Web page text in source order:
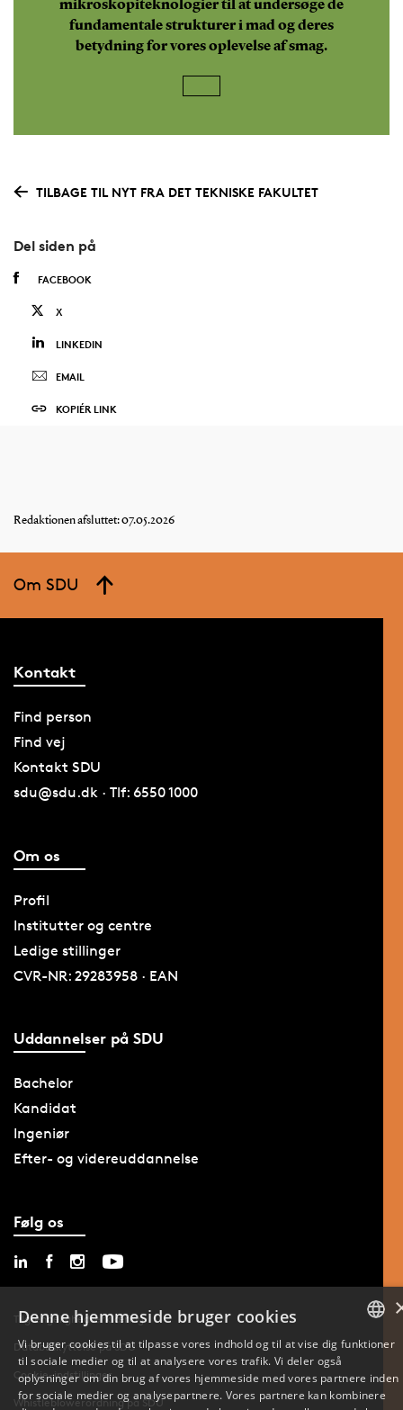
mikroskopiteknologier til at undersøge de
fundamentale strukturer i mad og deres
betydning for vores oplevelse af smag.
TILBAGE TIL NYT FRA DET TEKNISKE FAKULTET
Del siden på
FACEBOOK
X
LINKEDIN
EMAIL
KOPIÉR LINK
Redaktionen afsluttet: 07.05.2026
Om SDU
Kontakt
Find person
Find vej
Kontakt SDU
sdu@sdu.dk · Tlf: 6550 1000
Om os
Profil
Institutter og centre
Ledige stillinger
CVR-NR: 29283958 · EAN
Uddannelser på SDU
Bachelor
Kandidat
Ingeniør
Efter- og videreuddannelse
Følg os
Tilgængelighedserklæring
Databeskyttelse på SDU
Cookie-indstillinger
Whistleblowerordning på SDU ENGLISH
Denne hjemmeside bruger cookies
Vi bruger cookies til at tilpasse vores indhold og til at vise dig funktioner
til sociale medier og til at analysere vores trafik. Vi deler også
oplysninger om din brug af vores hjemmeside med vores partnere inden
for sociale medier og analysepartnere. Vores partnere kan kombinere